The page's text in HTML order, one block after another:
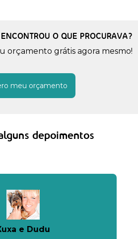
ENCONTROU O QUE PROCURAVA?
orçamento grátis agora mesmo!
meu orçamento
depoimentos
e Dudu